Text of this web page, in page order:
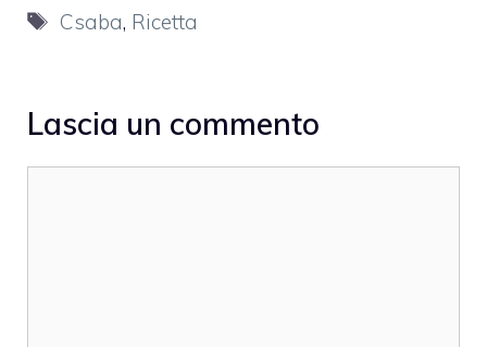
Tag
Csaba, Ricetta
Lascia un commento